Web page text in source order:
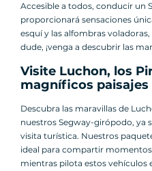
Accesible a todos, conducir un
proporcionará sensaciones
esquí y las alfombras
dude, ¡venga a descubrir las
Visite Luchon, los
magníficos paisajes
Descubra las maravillas de
nuestros Segway-girópodo, ya
visita turística. Nuestros
ideal para compartir
mientras pilota estos vehículos